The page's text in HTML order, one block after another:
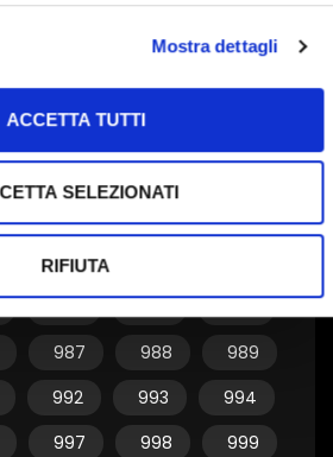
Mostra dettagli
ACCETTA TUTTI
SELEZIONATI
RIFIUTA
953
954
957 958
959
962 963
972 973
974
977
987 988
989
992 993
994
997 998
999